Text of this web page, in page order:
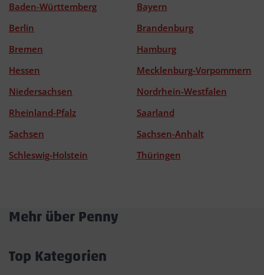
Baden-Württemberg
Bayern
Berlin
Brandenburg
Bremen
Hamburg
Hessen
Mecklenburg-Vorpommern
Niedersachsen
Nordrhein-Westfalen
Rheinland-Pfalz
Saarland
Sachsen
Sachsen-Anhalt
Schleswig-Holstein
Thüringen
Mehr über Penny
Top Kategorien